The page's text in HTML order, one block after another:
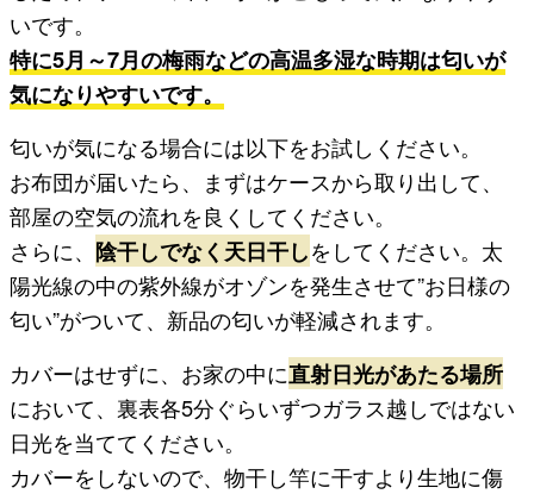
いです。
特に5月～7月の梅雨などの高温多湿な時期は匂いが
気になりやすいです。
匂いが気になる場合には以下をお試しください。
お布団が届いたら、まずはケースから取り出して、
部屋の空気の流れを良くしてください。
さらに、 陰干しでなく天日干しをしてください。太
陽光線の中の紫外線がオゾンを発生させて”お日様の
匂い”がついて、新品の匂いが軽減されます。
カバーはせずに、お家の中に直射日光があたる場所
において、裏表各5分ぐらいずつガラス越しではない
日光を当ててください。
カバーをしないので、物干し竿に干すより生地に傷